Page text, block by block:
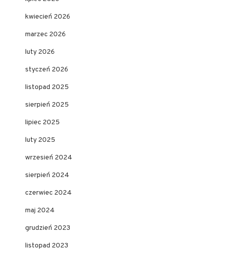
kwiecień 2026
marzec 2026
luty 2026
styczeń 2026
listopad 2025
sierpień 2025
lipiec 2025
luty 2025
wrzesień 2024
sierpień 2024
czerwiec 2024
maj 2024
grudzień 2023
listopad 2023